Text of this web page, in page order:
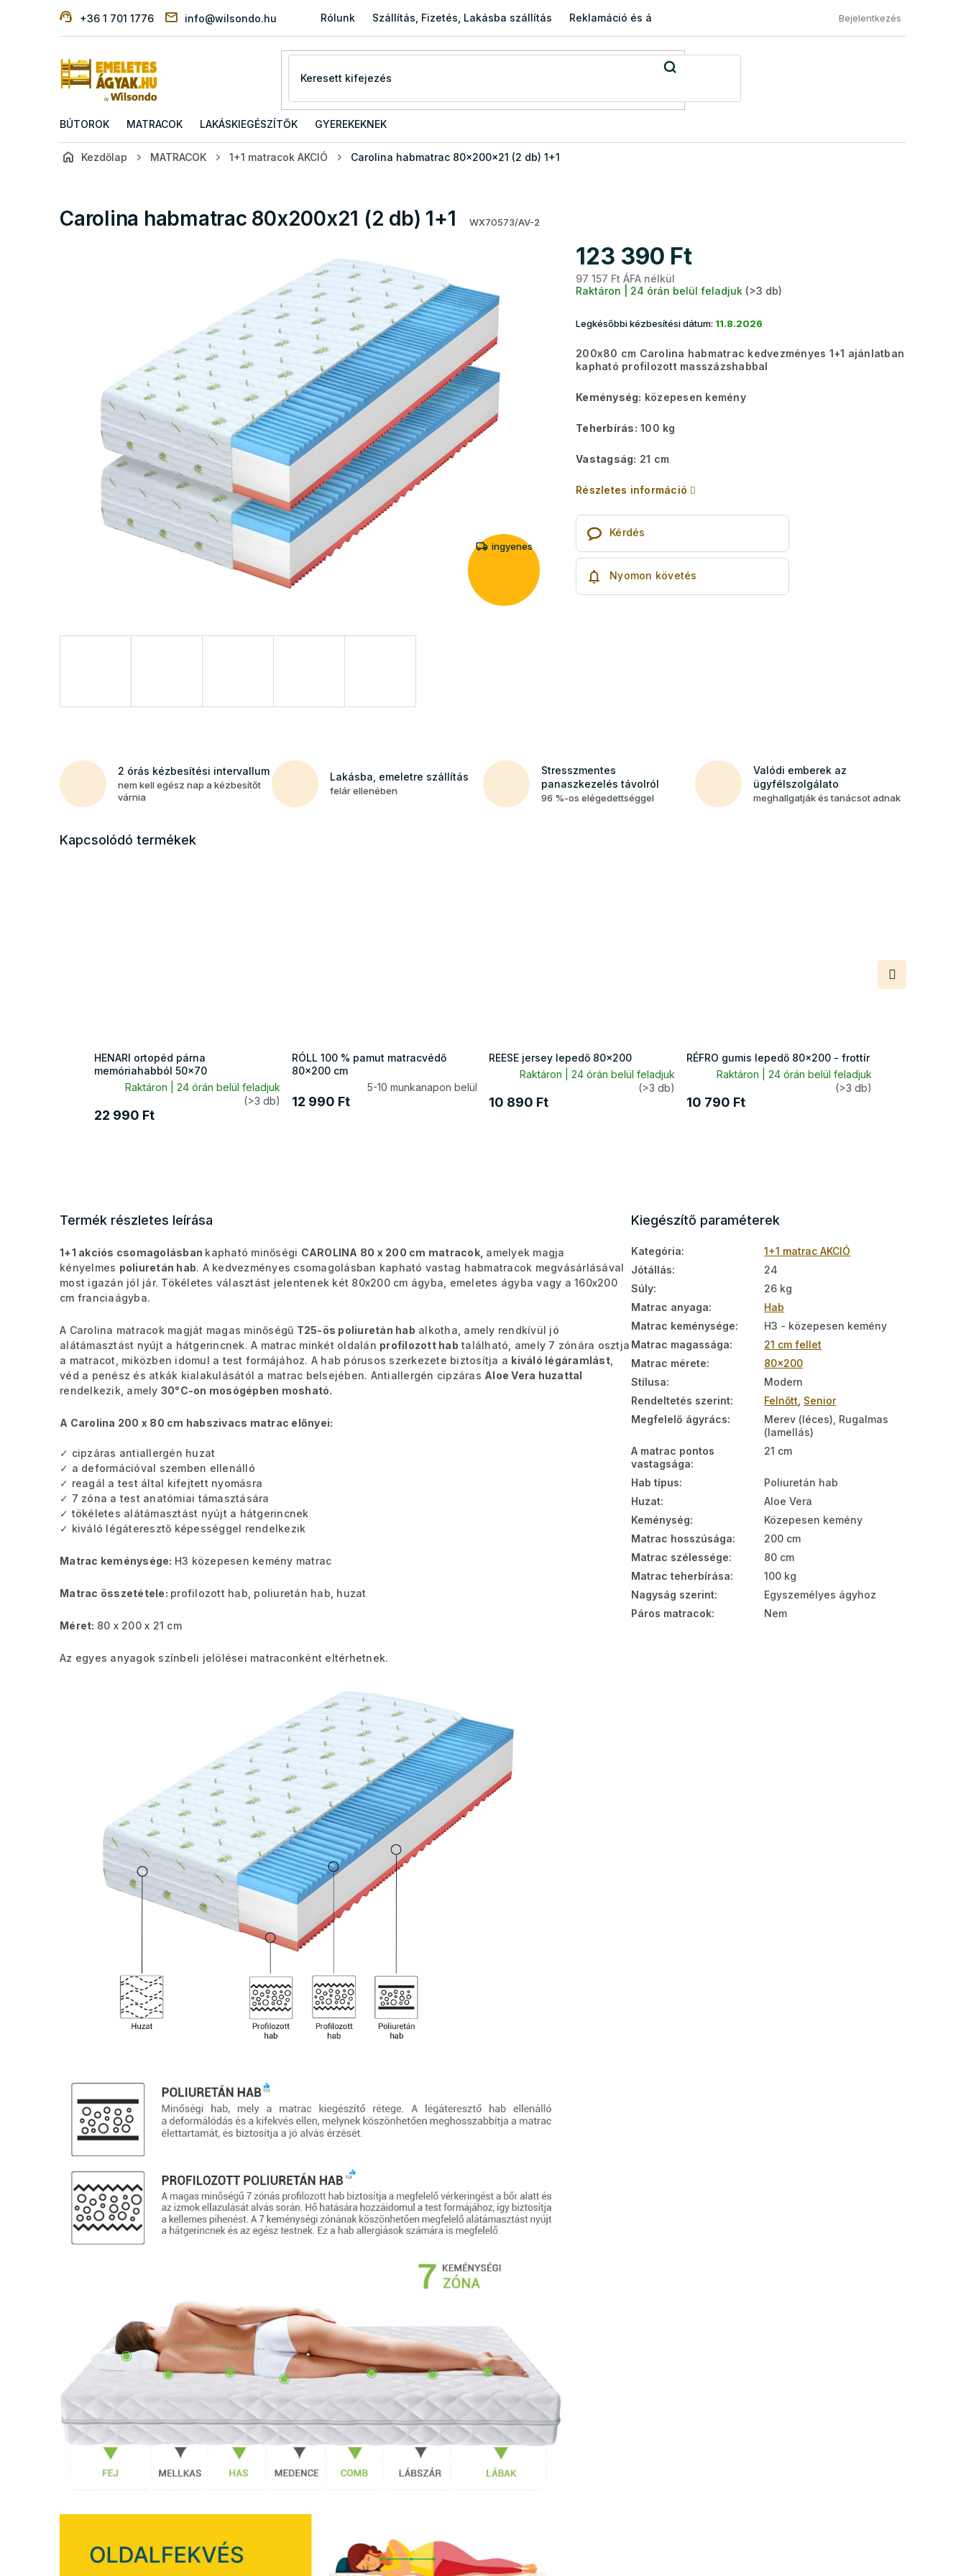
+36 1 701 1776 info@wilsondo.hu Rólunk Szállítás, Fizetés, Lakásba szállítás Reklamáció és áru visszaküldése Általános Szerződési Feltételek
Bejelentkezés
BÚTOROK MATRACOK LAKÁSKIEGÉSZÍTŐK GYEREKEKNEK
Kezdőlap MATRACOK 1+1 matracok AKCIÓ Carolina habmatrac 80x200x21 (2 db) 1+1
Carolina habmatrac 80x200x21 (2 db) 1+1 WX70573/AV-2
ingyenes
123 390 Ft
97 157 Ft ÁFA nélkül
Raktáron | 24 órán belül feladjuk (>3 db)
Legkésőbbi kézbesítési dátum: 11.8.2026
200x80 cm Carolina habmatrac kedvezményes 1+1 ajánlatban
kapható profilozott masszázshabbal
Keménység: közepesen kemény
Teherbírás: 100 kg
Vastagság: 21 cm
Részletes információ
Kérdés
Nyomon követés
2 órás kézbesítési intervallum
nem kell egész nap a kézbesítőt
várnia
Lakásba, emeletre szállítás
felár ellenében
Stresszmentes
panaszkezelés távolról
96 %-os elégedettséggel
Valódi emberek az
ügyfélszolgálato
meghallgatják és tanácsot adnak
Kapcsolódó termékek
HENARI ortopéd párna
memóriahabból 50x70
Raktáron | 24 órán belül feladjuk
(>3 db)
22 990 Ft
RÓLL 100 % pamut matracvédő
80x200 cm
5-10 munkanapon belül
12 990 Ft
REESE jersey lepedő 80x200
Raktáron | 24 órán belül feladjuk
(>3 db)
10 890 Ft
RÉFRO gumis lepedő 80x200 - frottír
Raktáron | 24 órán belül feladjuk
(>3 db)
10 790 Ft
termék
Termék részletes leírása
1+1 akciós csomagolásban kapható minőségi CAROLINA 80 x 200 cm matracok, amelyek magja
kényelmes poliuretán hab. A kedvezményes csomagolásban kapható vastag habmatracok megvásárlásával
most igazán jól jár. Tökéletes választást jelentenek két 80x200 cm ágyba, emeletes ágyba vagy a 160x200
cm franciaágyba.
A Carolina matracok magját magas minőségű T25-ös poliuretán hab alkotha, amely rendkívül jó
alátámasztást nyújt a hátgerincnek. A matrac minkét oldalán profilozott hab található, amely 7 zónára osztja
a matracot, miközben idomul a test formájához. A hab pórusos szerkezete biztosítja a kiváló légáramlást,
véd a penész és atkák kialakulásától a matrac belsejében. Antiallergén cipzáras Aloe Vera huzattal
rendelkezik, amely 30°C-on mosógépben mosható.
A Carolina 200 x 80 cm habszivacs matrac előnyei:
✓ cipzáras antiallergén huzat
✓ a deformációval szemben ellenálló
✓ reagál a test által kifejtett nyomásra
✓ 7 zóna a test anatómiai támasztására
✓ tökéletes alátámasztást nyújt a hátgerincnek
✓ kiváló légáteresztő képességgel rendelkezik
Matrac keménysége: H3 közepesen kemény matrac
Matrac összetétele: profilozott hab, poliuretán hab, huzat
Méret: 80 x 200 x 21 cm
Az egyes anyagok színbeli jelölései matraconként eltérhetnek.
Kiegészítő paraméterek
Kategória:
1+1 matrac AKCIÓ
Jótállás:
24
Súly:
26 kg
Matrac anyaga:
Hab
Matrac keménysége:
H3 - közepesen kemény
Matrac magassága:
21 cm fellet
Matrac mérete:
80x200
Stílusa:
Modern
Rendeltetés szerint: Felnőtt Senior
Megfelelő ágyrács:
Merev (léces), Rugalmas
(lamellás)
A matrac pontos
vastagsága:
21 cm
Hab típus:
Poliuretán hab
Huzat:
Aloe Vera
Keménység:
Közepesen kemény
Matrac hosszúsága:
200 cm
Matrac szélessége:
80 cm
Matrac teherbírása:
100 kg
Nagyság szerint:
Egyszemélyes ágyhoz
Páros matracok: Nem